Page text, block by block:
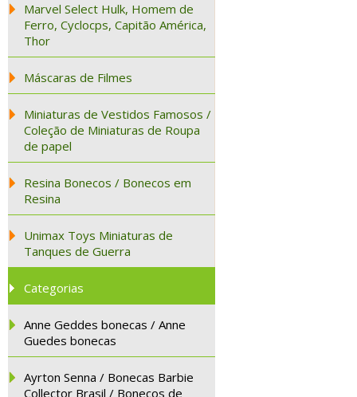
Marvel Select Hulk, Homem de
Ferro, Cyclocps, Capitão América,
Thor
Máscaras de Filmes
Miniaturas de Vestidos Famosos /
Coleção de Miniaturas de Roupa
de papel
Resina Bonecos / Bonecos em
Resina
Unimax Toys Miniaturas de
Tanques de Guerra
Categorias
Anne Geddes bonecas / Anne
Guedes bonecas
Ayrton Senna / Bonecas Barbie
Collector Brasil / Bonecos de